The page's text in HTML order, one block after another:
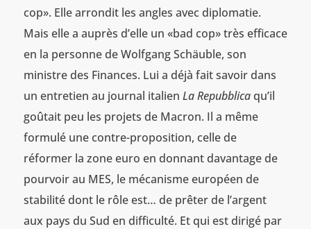
cop». Elle arrondit les angles avec diplomatie.
Mais elle a auprès d’elle un «bad cop» très efficace
en la personne de Wolfgang Schäuble, son
ministre des Finances. Lui a déjà fait savoir dans
un entretien au journal italien La Repubblicaqu’il
goûtait peu les projets de Macron. Il a même
formulé une contre-proposition, celle de
réformer la zone euro en donnant davantage de
pourvoir au MES, le mécanisme européen de
stabilité dont le rôle est… de prêter de l’argent
aux pays du Sud en difficulté. Et qui est dirigé par